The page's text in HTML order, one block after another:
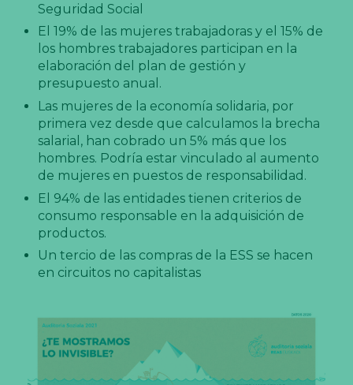
Seguridad Social
El 19% de las mujeres trabajadoras y el 15% de
los hombres trabajadores participan en la
elaboración del plan de gestión y
presupuesto anual.
Las mujeres de la economía solidaria, por
primera vez desde que calculamos la brecha
salarial, han cobrado un 5% más que los
hombres. Podría estar vinculado al aumento
de mujeres en puestos de responsabilidad.
El 94% de las entidades tienen criterios de
consumo responsable en la adquisición de
productos.
Un tercio de las compras de la ESS se hacen
en circuitos no capitalistas